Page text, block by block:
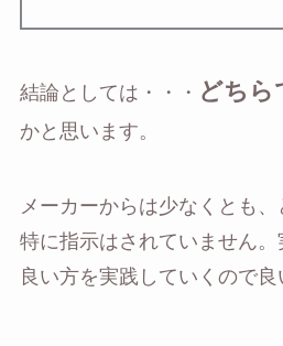
結論としては・・・ どちら
かと思います。
メーカーからは少なくとも
特に指示はされていません。
良い方を実践していくので良